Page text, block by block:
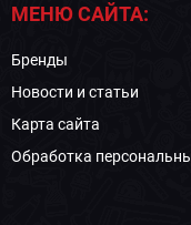
МЕНЮ САЙТА:
Бренды
Новости и статьи
Карта сайта
Обработка